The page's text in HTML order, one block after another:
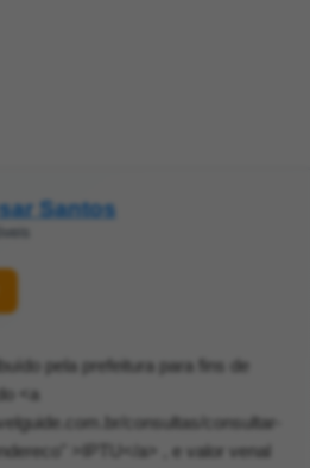
Santos
pela prefeitura para fins de
<a
consultas/consultar-
>IPTU</a> , e valor venal